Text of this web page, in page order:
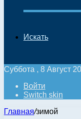
Искать
Суббота , 8 Август
Войти
Switch skin
Главная/зимой